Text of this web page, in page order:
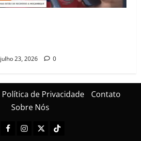
julho 23, 2026 0
Política de Privacidade
Contato
Sobre Nós